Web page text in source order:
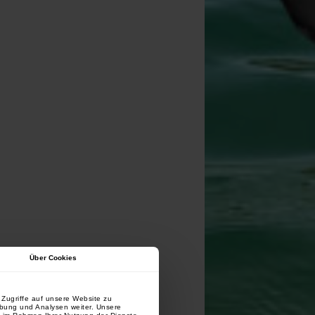
Über Cookies
auf unsere Website zu
und Analysen weiter. Unsere